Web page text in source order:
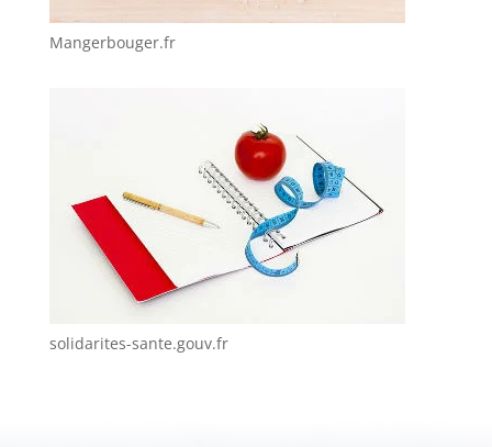
Mangerbouger.fr
solidarites-sante.gouv.fr